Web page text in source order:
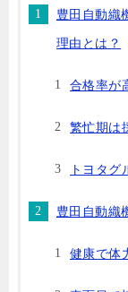
豊田自動織
理由とは？
合格率が
繁忙期は
トヨタグ
豊田自動織
健康で体